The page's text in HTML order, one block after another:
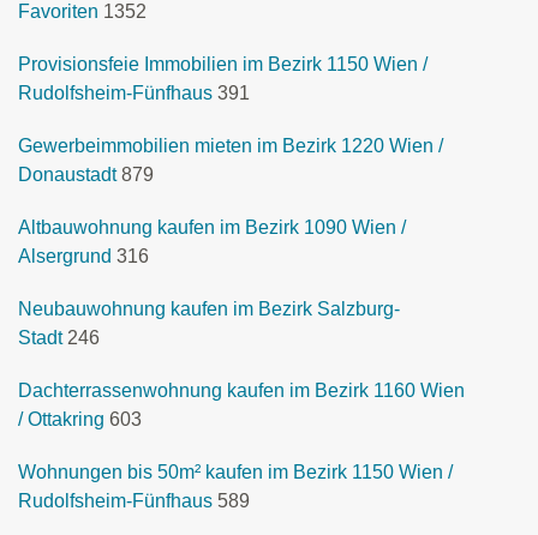
Favoriten 1352
Provisionsfeie Immobilien im Bezirk 1150 Wien /
Rudolfsheim-Fünfhaus 391
Gewerbeimmobilien mieten im Bezirk 1220 Wien /
Donaustadt 879
Altbauwohnung kaufen im Bezirk 1090 Wien /
Alsergrund 316
Neubauwohnung kaufen im Bezirk Salzburg-
Stadt 246
Dachterrassenwohnung kaufen im Bezirk 1160 Wien
/ Ottakring 603
Wohnungen bis 50m² kaufen im Bezirk 1150 Wien /
Rudolfsheim-Fünfhaus 589